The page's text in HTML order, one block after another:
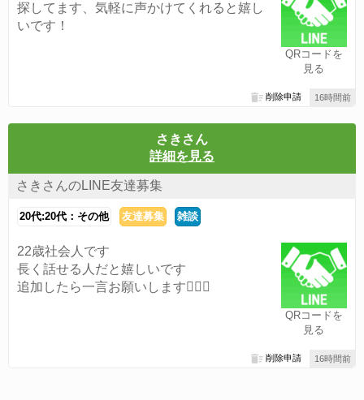
QRコードを
見る
探してます、気軽に声かけてくれると嬉し
いです！
16時間前
削除申請
さきさん
詳細を見る
さきさんのLINE友達募集
20代:20代：その他 友達募集 雑談
QRコードを
見る
22歳社会人です
長く話せる人だと嬉しいです
追加したら一言お願いします🙇🏻‍♀️
16時間前
削除申請